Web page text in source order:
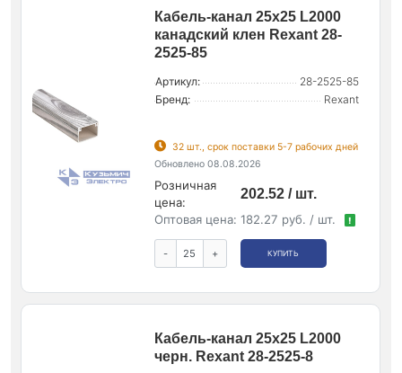
Кабель-канал 25х25 L2000
канадский клен Rexant 28-
2525-85
Артикул:
28-2525-85
Бренд:
Rexant
32 шт., срок поставки 5-7 рабочих дней
Обновлено 08.08.2026
Розничная
цена:
202.52 / шт.
Оптовая цена: 182.27 руб. / шт. !
- + КУПИТЬ
Кабель-канал 25x25 L2000
черн. Rexant 28-2525-8